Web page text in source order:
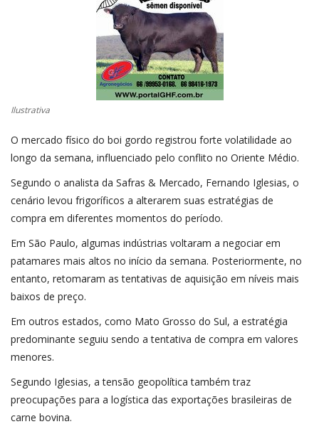
Ilustrativa
O mercado físico do boi gordo registrou forte volatilidade ao
longo da semana, influenciado pelo conflito no Oriente Médio.
Segundo o analista da Safras & Mercado, Fernando Iglesias, o
cenário levou frigoríficos a alterarem suas estratégias de
compra em diferentes momentos do período.
Em São Paulo, algumas indústrias voltaram a negociar em
patamares mais altos no início da semana. Posteriormente, no
entanto, retomaram as tentativas de aquisição em níveis mais
baixos de preço.
Em outros estados, como Mato Grosso do Sul, a estratégia
predominante seguiu sendo a tentativa de compra em valores
menores.
Segundo Iglesias, a tensão geopolítica também traz
preocupações para a logística das exportações brasileiras de
carne bovina.